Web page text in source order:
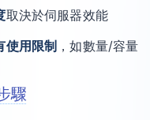
取決於伺服器效能
使用限制 ，如數量/容量
驟